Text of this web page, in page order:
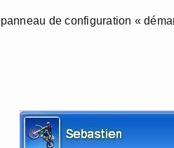
de configuration «